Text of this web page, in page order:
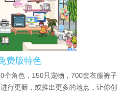
费版特色
个角色，150只宠物，700套衣服裤子
行更新，或推出更多的地点，让你创